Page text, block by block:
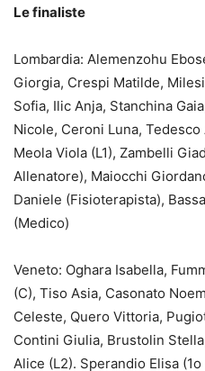
Le finaliste
Lombardia: Alemenzohu
Giorgia, Crespi Matilde,
Sofia, Ilic Anja, Stanchina
Nicole, Ceroni Luna,
Meola Viola (L1), Zambelli
Allenatore), Maiocchi
Daniele (Fisioterapista),
(Medico)
Veneto: Oghara Isabella,
(C), Tiso Asia, Casonato
Celeste, Quero Vittoria,
Contini Giulia, Brustolin
Alice (L2). Sperandio Elisa